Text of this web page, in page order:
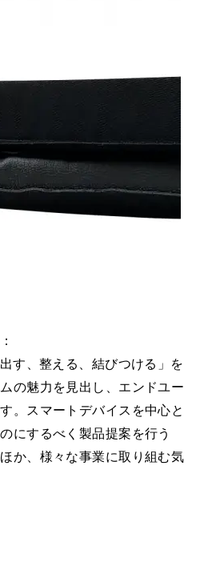
す、整える、結びつける」を
の魅力を見出し、エンドユー
。スマートデバイスを中心と
にするべく製品提案を行う
か、様々な事業に取り組む気